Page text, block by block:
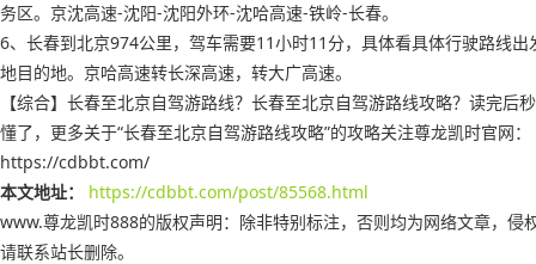
务区。京沈高速-沈阳-沈阳外环-沈哈高速-铁岭-长春。
6、长春到北京974公里，驾车需要11小时11分，具体看具体行驶路线出
地目的地。京哈高速转长深高速，转大广高速。
【综合】长春至北京自驾游路线？长春至北京自驾游路线攻略？读完后秒
懂了，更多关于“长春至北京自驾游路线攻略”的攻略关注尊龙凯时官网：
https://cdbbt.com/
本文地址：
https://cdbbt.com/post/85568.html
www.尊龙凯时888的版权声明： 除非特别标注，否则均为网络文章，侵
请联系站长删除。